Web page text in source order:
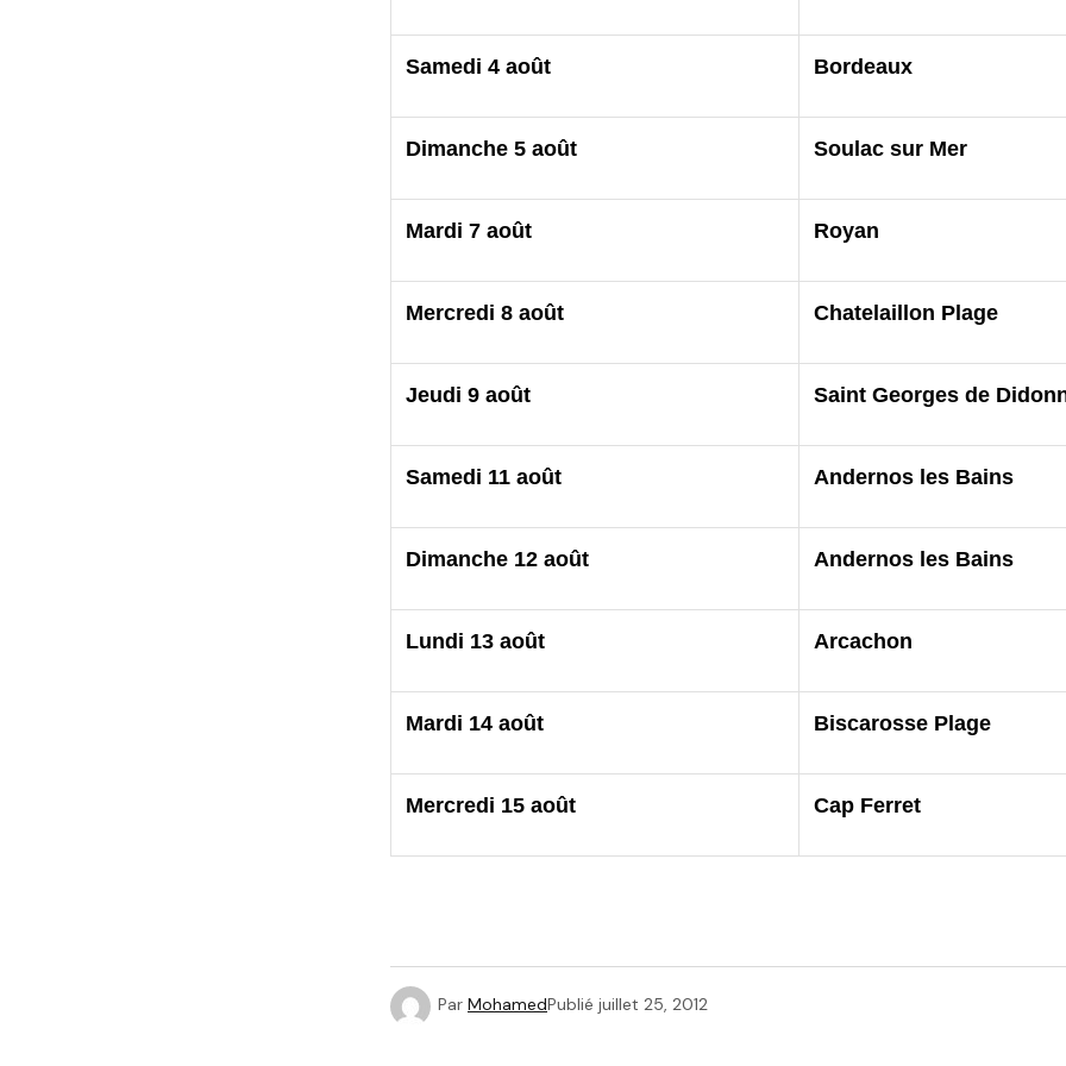
Samedi 4 août Bordeaux
Dimanche 5 août Soulac sur Mer
Mardi 7 août Royan
Mercredi 8 août Chatelaillon Plage
Jeudi 9 août Saint Georges de
Samedi 11 août Andernos les Bains
Dimanche 12 août Andernos les Bains
Lundi 13 août Arcachon
Mardi 14 août Biscarosse Plage
Mercredi 15 août Cap Ferret
Par MohamedPublié juillet 25, 2012